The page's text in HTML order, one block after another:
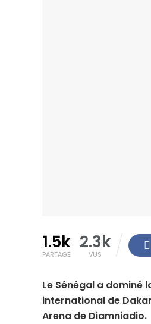
1.5k
PARTAGE
2.3k
VUS
Le Sénégal a dominé
international de
Arena de Diamniadio.